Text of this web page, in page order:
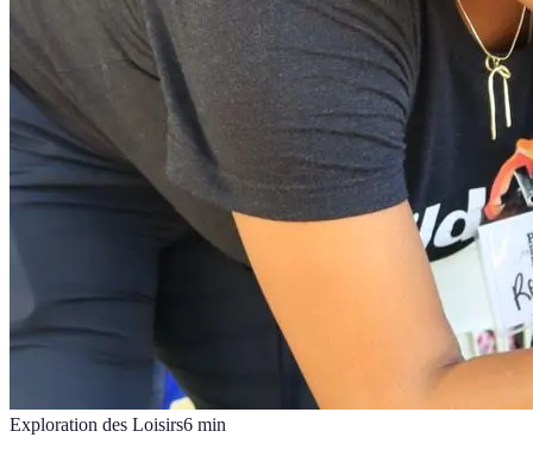
Exploration des Loisirs6 min